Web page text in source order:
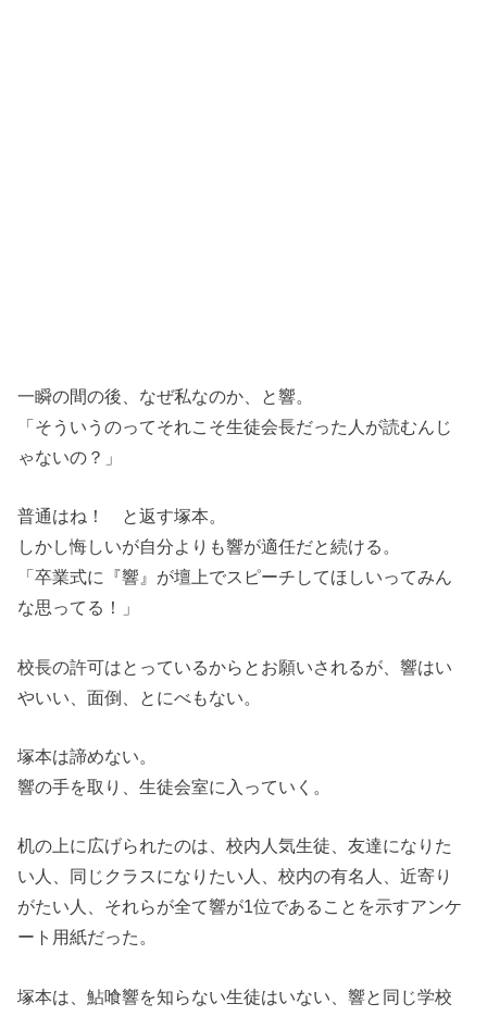
一瞬の間の後、なぜ私なのか、と響。
「そういうのってそれこそ生徒会長だった人が読むんじ
ゃないの？」
普通はね！ と返す塚本。
しかし悔しいが自分よりも響が適任だと続ける。
「卒業式に『響』が壇上でスピーチしてほしいってみん
な思ってる！」
校長の許可はとっているからとお願いされるが、響はい
やいい、面倒、とにべもない。
塚本は諦めない。
響の手を取り、生徒会室に入っていく。
机の上に広げられたのは、校内人気生徒、友達になりた
い人、同じクラスになりたい人、校内の有名人、近寄り
がたい人、それらが全て響が1位であることを示すアンケ
ート用紙だった。
塚本は、鮎喰響を知らない生徒はいない、響と同じ学校